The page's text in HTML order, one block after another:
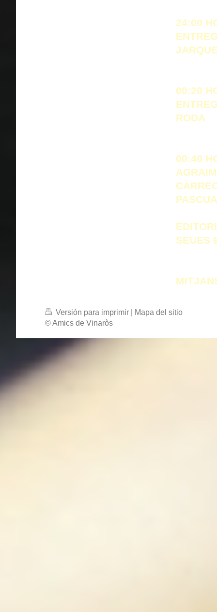
24:00
00:20
RODA
00:40
SEUES
Versión para imprimir
Mapa del sitio
© Amics de Vinaròs